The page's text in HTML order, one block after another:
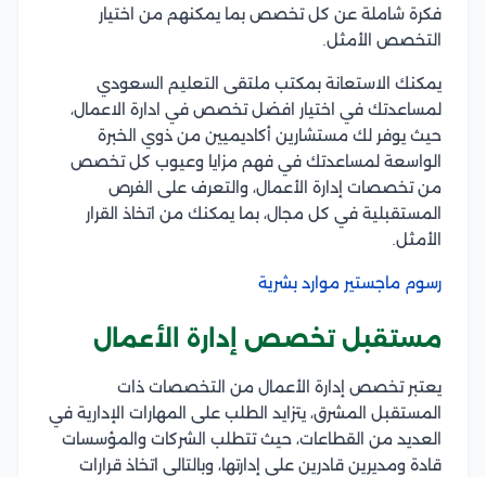
فكرة شاملة عن كل تخصص بما يمكنهم من اختيار
التخصص الأمثل.
يمكنك الاستعانة بمكتب ملتقى التعليم السعودي
لمساعدتك في اختيار افضل تخصص في ادارة الاعمال،
حيث يوفر لك مستشارين أكاديميين من ذوي الخبرة
الواسعة لمساعدتك في فهم مزايا وعيوب كل تخصص
من تخصصات إدارة الأعمال، والتعرف على الفرص
المستقبلية في كل مجال، بما يمكنك من اتخاذ القرار
الأمثل.
رسوم ماجستير موارد بشرية
مستقبل تخصص إدارة الأعمال
يعتبر تخصص إدارة الأعمال من التخصصات ذات
المستقبل المشرق، يتزايد الطلب على المهارات الإدارية في
العديد من القطاعات، حيث تتطلب الشركات والمؤسسات
قادة ومديرين قادرين على إدارتها، وبالتالي اتخاذ قرارات